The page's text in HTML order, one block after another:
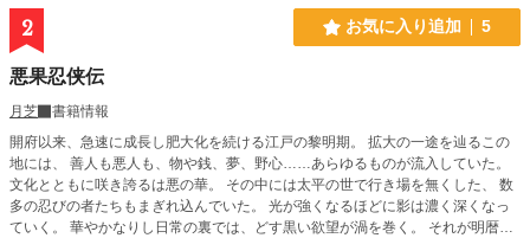
2 お気に入り追加 5
悪果忍侠伝
月芝
書籍情報
開府以来、急速に成長し肥大化を続ける江戸の黎明期。 拡大の一途を辿るこの
地には、 善人も悪人も、物や銭、夢、野心……あらゆるものが流入していた。
文化とともに咲き誇るは悪の華。 その中には太平の世で行き場を無くした、 数
多の忍びの者たちもまぎれ込んでいた。 光が強くなるほどに影は濃く深くなっ
ていく。 華やかなりし日常の裏では、どす黒い欲望が渦を巻く。 それが明暦の